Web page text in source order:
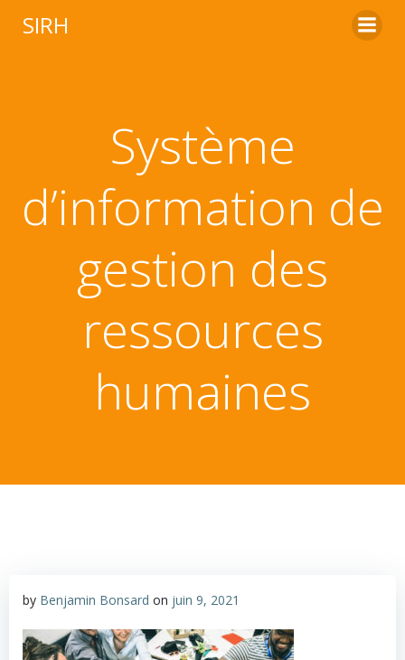
SIRH
Système
d’information de
gestion des
ressources
humaines
by Benjamin Bonsard on juin 9, 2021